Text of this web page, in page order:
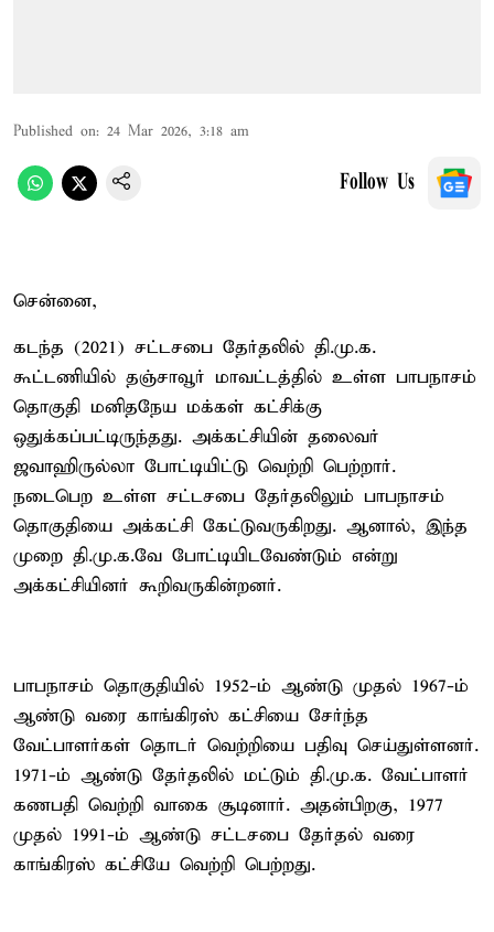
Published on: 24 Mar 2026, 3:18 am
Follow Us
சென்னை,
கடந்த (2021) சட்டசபை தேர்தலில் தி.மு.க.
கூட்டணியில் தஞ்சாவூர் மாவட்டத்தில் உள்ள பாபநாசம்
தொகுதி மனிதநேய மக்கள் கட்சிக்கு
ஒதுக்கப்பட்டிருந்தது. அக்கட்சியின் தலைவர்
ஜவாஹிருல்லா போட்டியிட்டு வெற்றி பெற்றார்.
நடைபெற உள்ள சட்டசபை தேர்தலிலும் பாபநாசம்
தொகுதியை அக்கட்சி கேட்டுவருகிறது. ஆனால், இந்த
முறை தி.மு.க.வே போட்டியிடவேண்டும் என்று
அக்கட்சியினர் கூறிவருகின்றனர்.
பாபநாசம் தொகுதியில் 1952-ம் ஆண்டு முதல் 1967-ம்
ஆண்டு வரை காங்கிரஸ் கட்சியை சேர்ந்த
வேட்பாளர்கள் தொடர் வெற்றியை பதிவு செய்துள்ளனர்.
1971-ம் ஆண்டு தேர்தலில் மட்டும் தி.மு.க. வேட்பாளர்
கணபதி வெற்றி வாகை சூடினார். அதன்பிறகு, 1977
முதல் 1991-ம் ஆண்டு சட்டசபை தேர்தல் வரை
காங்கிரஸ் கட்சியே வெற்றி பெற்றது.